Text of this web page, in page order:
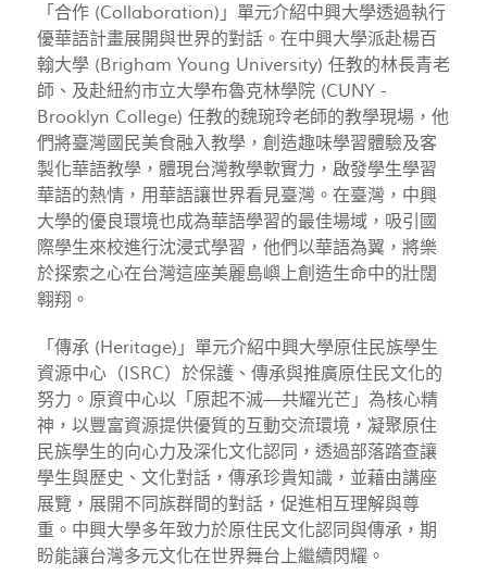
「合作 (Collaboration)」單元介紹中興大學透過執行
優華語計畫展開與世界的對話。在中興大學派赴楊百
翰大學 (Brigham Young University) 任教的林長青老
師、及赴紐約市立大學布魯克林學院 (CUNY -
Brooklyn College) 任教的魏琬玲老師的教學現場，他
們將臺灣國民美食融入教學，創造趣味學習體驗及客
製化華語教學，體現台灣教學軟實力，啟發學生學習
華語的熱情，用華語讓世界看見臺灣。在臺灣，中興
大學的優良環境也成為華語學習的最佳場域，吸引國
際學生來校進行沈浸式學習，他們以華語為翼，將樂
於探索之心在台灣這座美麗島嶼上創造生命中的壯闊
翱翔。
「傳承 (Heritage)」單元介紹中興大學原住民族學生
資源中心（ISRC）於保護、傳承與推廣原住民文化的
努力。原資中心以「原起不滅—共耀光芒」為核心精
神，以豐富資源提供優質的互動交流環境，凝聚原住
民族學生的向心力及深化文化認同，透過部落踏查讓
學生與歷史、文化對話，傳承珍貴知識，並藉由講座
展覽，展開不同族群間的對話，促進相互理解與尊
重。中興大學多年致力於原住民文化認同與傳承，期
盼能讓台灣多元文化在世界舞台上繼續閃耀。